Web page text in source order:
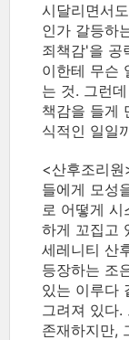
시달리면서
인가 갈등하
죄책감'을 공
이한테 무슨
는 것. 그런
책감을 들게
식적인 일일
<산후조리
들에게 모성
로 어떻게 시
하게 꼬집고
세레니티 산
등장하는 조
있는 이루다
그려져 있다.
존재하지만,